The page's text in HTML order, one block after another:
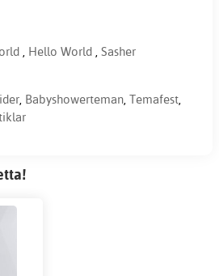
, Hello World , Sasher
, Babyshowerteman, Temafest,